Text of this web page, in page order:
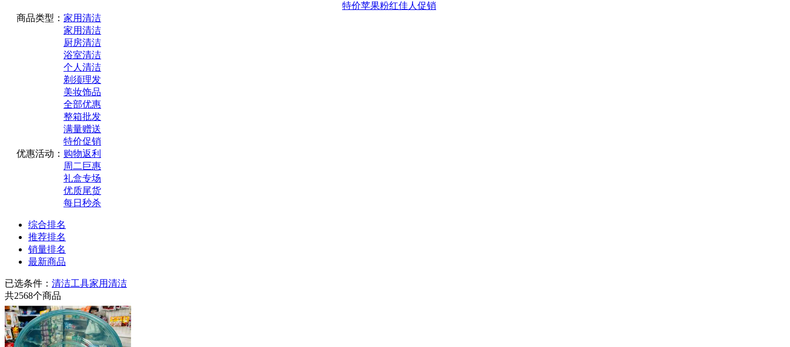
特价苹果粉红佳人促销
商品类型： 家用清洁
家用清洁
厨房清洁
浴室清洁
个人清洁
剃须理发
美妆饰品
优惠活动：
全部优惠
整箱批发
满量赠送
特价促销
购物返利
周二巨惠
礼盒专场
优质尾货
每日秒杀
综合排名
推荐排名
销量排名
最新商品
已选条件： 清洁工具家用清洁
共2568个商品